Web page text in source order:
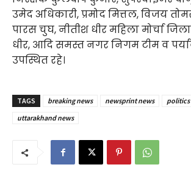
उमेद अधिकारी, प्रमोद मित्तल, विजय
पारस चुघ, नीतीश धीर महिला मोर्चा जिला
धीर, आदि समस्त नगर निगम टीम व
उपस्थित रहे।
TAGS breaking news newsprint news politics
uttarakhand news